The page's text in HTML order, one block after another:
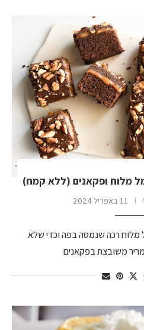
מלוח ופקאנים (ללא קמח)
11 באפריל 2024
מלוח רכה שנמסה בפה וכדי שלא
משובצת בפקאנים